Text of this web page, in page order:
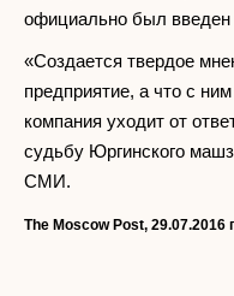
официально был введен
«Создается твердое
предприятие, а что с
компания уходит от
судьбу Юргинского
СМИ.
The Moscow Post, 29.07.2016